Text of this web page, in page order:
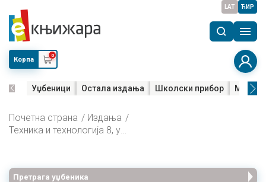
LAT ЋИР
Корпа
0
Уџбеници Остала издања Школски прибор Мала
Почетна страна
Издања
Техника и технологија 8, уџбеник за осми разред на босанском језику
Претрага уџбеника